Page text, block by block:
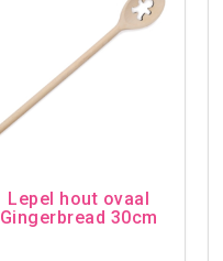
Lepel hout ovaal
Gingerbread 30cm